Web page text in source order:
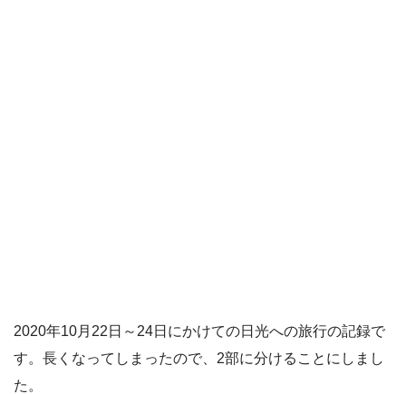
2020年10月22日～24日にかけての日光への旅行の記録で
す。長くなってしまったので、2部に分けることにしまし
た。